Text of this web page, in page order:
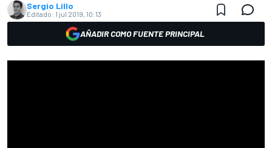
Sergio Lillo
Editado: 1 jul 2019, 10:13
AÑADIR COMO FUENTE PRINCIPAL